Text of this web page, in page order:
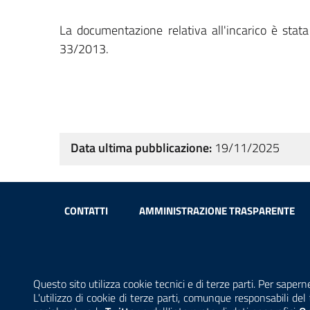
Questo sito utilizza cookie tecnici e di terze parti. Per
L'utilizzo di cookie di terze parti, comunque responsabili
La documentazione relativa all'incarico è
33/2013.
Data ultima pubblicazione: 19/11/2025
Sezione Link Utili
CONTATTI AMMINISTRAZIONE TRASPARENTE
Copyright© 2002-2026 | ARPA Lombardia. Tutti i diritti